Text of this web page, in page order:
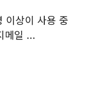
이상이 사용 중
메일 ...